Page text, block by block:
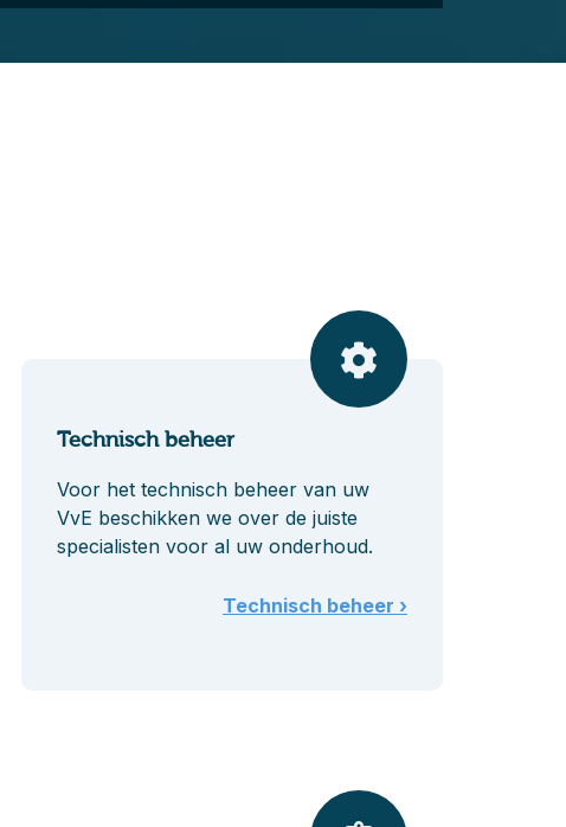
Technisch beheer
Voor het technisch beheer van uw
VvE beschikken we over de juiste
specialisten voor al uw onderhoud.
Technisch beheer ›